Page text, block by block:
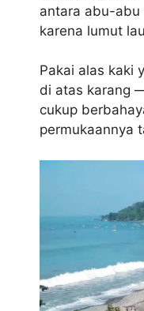
antara abu-abu
karena lumut
Pakai alas kaki
di atas karang
cukup
permukaannya